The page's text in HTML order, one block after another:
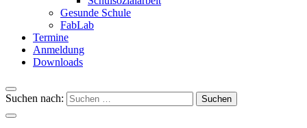
Gesunde Schule
FabLab
Termine
Anmeldung
Downloads
Suchen nach: